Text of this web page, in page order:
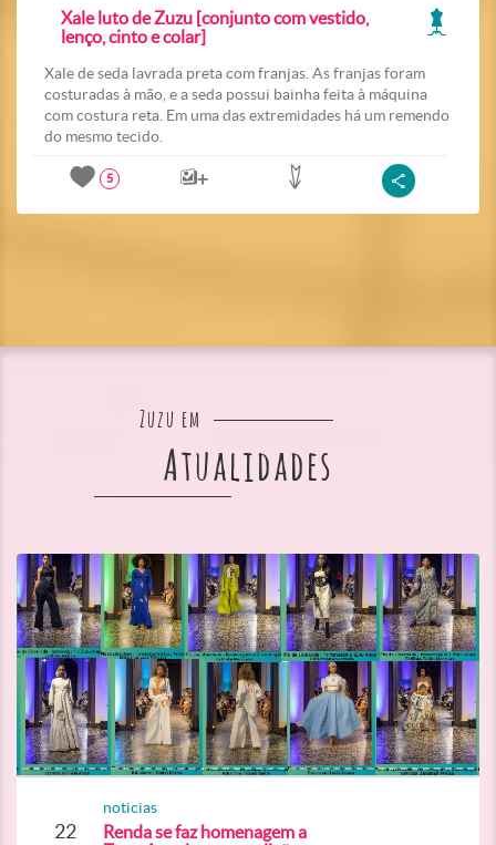
Xale luto de Zuzu [conjunto com vestido,
lenço, cinto e colar]
Xale de seda lavrada preta com franjas. As franjas foram
costuradas à mão, e a seda possui bainha feita à máquina
com costura reta. Em uma das extremidades há um remendo
do mesmo tecido.
5
Zuzu em
Atualidades
22
noticias
Renda se faz homenagem a